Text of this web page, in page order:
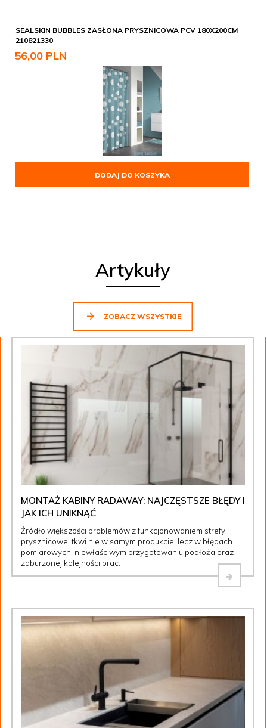
SEALSKIN BUBBLES ZASŁONA PRYSZNICOWA PCV 180X200CM
210821330
56,00 PLN
DODAJ DO KOSZYKA
Artykuły
ZOBACZ WSZYSTKIE
MONTAŻ KABINY RADAWAY: NAJCZĘSTSZE BŁĘDY I
JAK ICH UNIKNĄĆ
Źródło większości problemów z funkcjonowaniem strefy
prysznicowej tkwi nie w samym produkcie, lecz w błędach
pomiarowych, niewłaściwym przygotowaniu podłoża oraz
zaburzonej kolejności prac.